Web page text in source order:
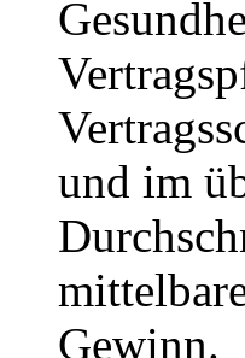
und im
Gewinn.